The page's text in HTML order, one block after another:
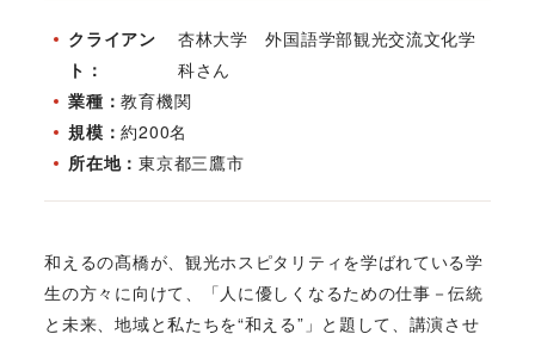
クライアン
ト
杏林大学 外国語学部観光交流文化学
科さん
業種
教育機関
規模
約200名
所在地
東京都三鷹市
和えるの髙橋が、観光ホスピタリティを学ばれている学
生の方々に向けて、「人に優しくなるための仕事－伝統
と未来、地域と私たちを“和える”」と題して、講演させ